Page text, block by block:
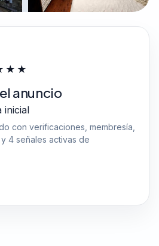
anuncio
inicial
con verificaciones, membresía,
4 señales activas de